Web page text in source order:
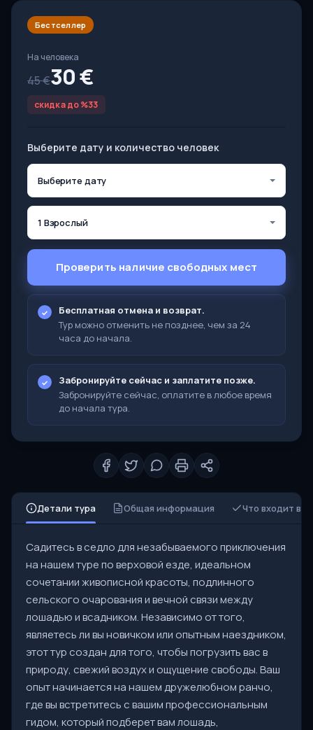
Детали тура Общая информация Что входит в
Садитесь в седло для незабываемого приключения
на нашем туре по верховой езде, идеальном
сочетании живописной красоты, подлинного
сельского очарования и вечной связи между
лошадью и всадником. Независимо от того,
являетесь ли вы новичком или опытным наездником,
этот тур создан для того, чтобы погрузить вас в
природу, свежий воздух и ощущение свободы. Ваш
опыт начинается на нашем дружелюбном ранчо,
где вы встретитесь с вашим профессиональным
гидом, который подберет вам лошадь,
Бестселлер
На человека
45 €30 €
скидка до %33
Выберите дату и количество человек
Выберите дату
1 Взрослый
Проверить наличие свободных мест
Бесплатная отмена и возврат.
Тур можно отменить не позднее, чем за 24
часа до начала.
Забронируйте сейчас и заплатите позже.
Забронируйте сейчас, оплатите в любое время
до начала тура.